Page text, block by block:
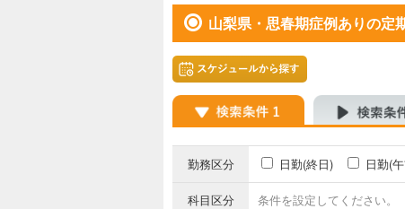
山梨県・思春期症例ありの定
勤務区分 日勤(終日) 日勤(
科目区分 条件を設定してください。